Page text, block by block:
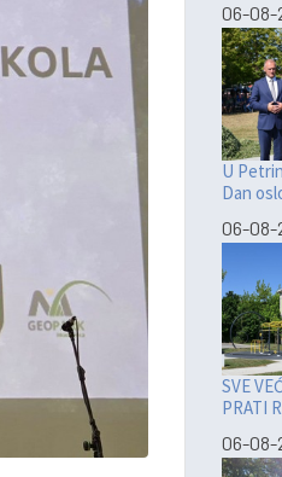
06-08-
U
Dan
06-08-
SVE
PRATI
06-08-